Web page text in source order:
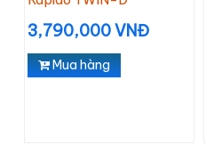
3,790,000 VNĐ
Mua hàng